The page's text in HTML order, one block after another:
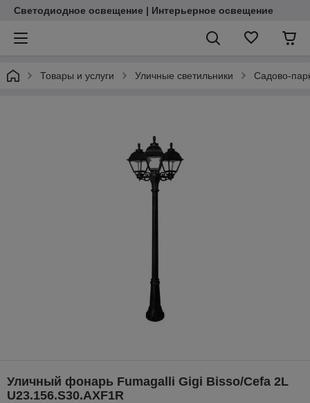
Светодиодное освещение | Интерьерное освещение
Товары и услуги Уличные светильники Садово-
Уличный фонарь Fumagalli Gigi Bisso/Cefa 2L
U23.156.S30.AXF1R